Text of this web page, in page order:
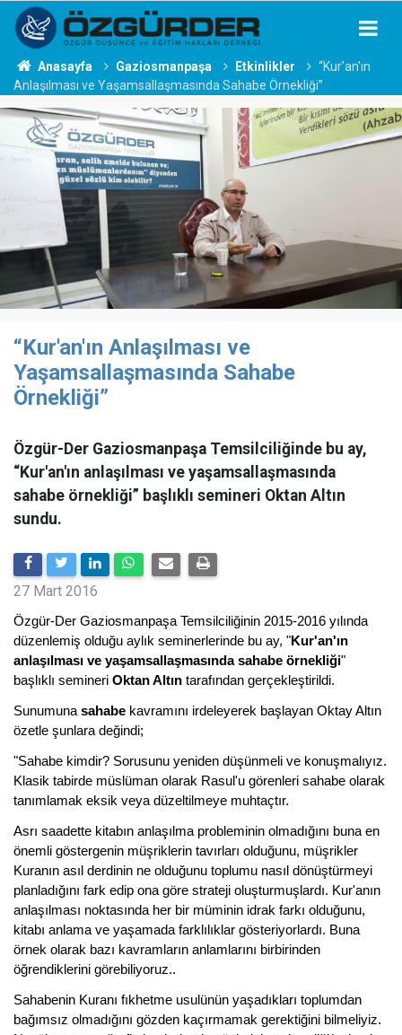
Anasayfa Gaziosmanpaşa Etkinlikler
“Kur'an'ın
Anlaşılması ve Yaşamsallaşmasında Sahabe Örnekliği”
“Kur'an'ın Anlaşılması ve
Yaşamsallaşmasında Sahabe
Örnekliği”
Özgür-Der Gaziosmanpaşa Temsilciliğinde bu ay,
“Kur'an'ın anlaşılması ve yaşamsallaşmasında
sahabe örnekliği” başlıklı semineri Oktan Altın
sundu.
27 Mart 2016
Özgür-Der Gaziosmanpaşa Temsilciliğinin 2015-2016 yılında
düzenlemiş olduğu aylık seminerlerinde bu ay, "Kur'an'ın
anlaşılması ve yaşamsallaşmasında sahabe örnekliği"
başlıklı semineri Oktan Altın tarafından gerçekleştirildi.
Sunumuna sahabe kavramını irdeleyerek başlayan Oktay Altın
özetle şunlara değindi;
"Sahabe kimdir? Sorusunu yeniden düşünmeli ve konuşmalıyız.
Klasik tabirde müslüman olarak Rasul'u görenleri sahabe olarak
tanımlamak eksik veya düzeltilmeye muhtaçtır.
Asrı saadette kitabın anlaşılma probleminin olmadığını buna en
önemli göstergenin müşriklerin tavırları olduğunu, müşrikler
Kuranın asıl derdinin ne olduğunu toplumu nasıl dönüştürmeyi
planladığını fark edip ona göre strateji oluşturmuşlardı. Kur'anın
anlaşılması noktasında her bir müminin idrak farkı olduğunu,
kitabı anlama ve yaşamada farklılıklar gösteriyorlardı. Buna
örnek olarak bazı kavramların anlamlarını birbirinden
öğrendiklerini görebiliyoruz..
Sahabenin Kuranı fıkhetme usulünün yaşadıkları toplumdan
bağımsız olmadığını gözden kaçırmamak gerektiğini bilmeliyiz.